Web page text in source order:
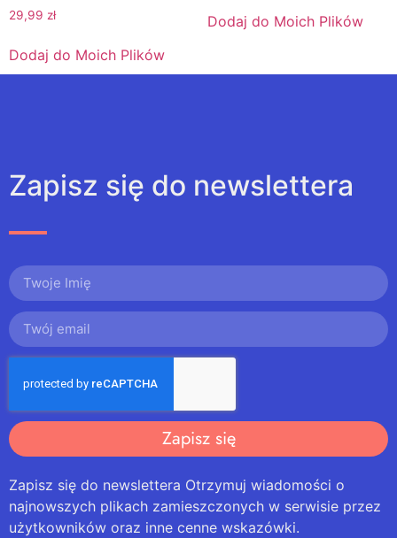
29,99 zł
Dodaj do Moich Plików
Dodaj do Moich Plików
Zapisz się do newslettera
Zapisz się
Zapisz się do newslettera Otrzymuj wiadomości o
najnowszych plikach zamieszczonych w serwisie przez
użytkowników oraz inne cenne wskazówki.